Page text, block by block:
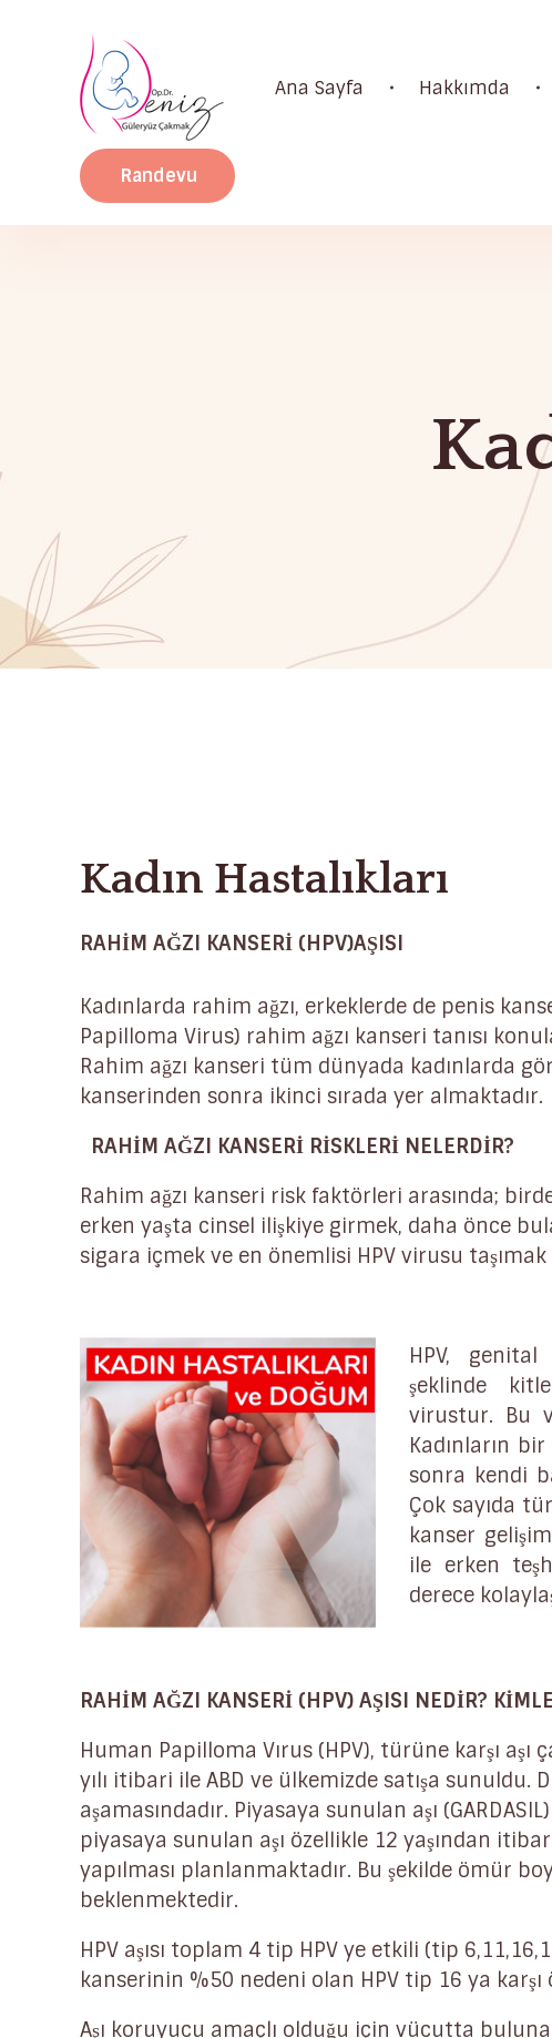
Dr. Deniz Güleryüz Çakmak: Bursa Kadın Doğum & Bursa Tüp Bebek Doktoru
Bursa Kadın Doğum Doktoru ve Bursa Tüp Bebek Doktoru
Ana Sayfa Hakkımda
Randevu
Kadın Hastalıkları
RAHİM AĞZI KANSERİ (HPV)AŞISI
Kadınlarda rahim ağzı, erkeklerde de penis
Papilloma Virus) rahim ağzı kanseri tanısı
Rahim ağzı kanseri tüm dünyada kadınlarda
kanserinden sonra ikinci sırada yer almaktadır.
RAHİM AĞZI KANSERİ RİSKLERİ NELERDİR?
Rahim ağzı kanseri risk faktörleri arasında;
erken yaşta cinsel ilişkiye girmek, daha önce
sigara içmek ve en önemlisi HPV virusu
HPV,
şeklinde
virustur. Bu
Kadınların
sonra kendi
Çok sayıda
kanser
ile erken
derece
RAHİM AĞZI KANSERİ (HPV) AŞISI NEDİR?
Human Papilloma Vırus (HPV), türüne karşı aşı
yılı itibari ile ABD ve ülkemizde satışa sunuldu.
aşamasındadır. Piyasaya sunulan aşı
piyasaya sunulan aşı özellikle 12 yaşından
yapılması planlanmaktadır. Bu şekilde ömür
beklenmektedir.
HPV aşısı toplam 4 tip HPV ye etkili (tip
kanserinin %50 nedeni olan HPV tip 16 ya
Aşı koruyucu amaçlı olduğu için vücutta